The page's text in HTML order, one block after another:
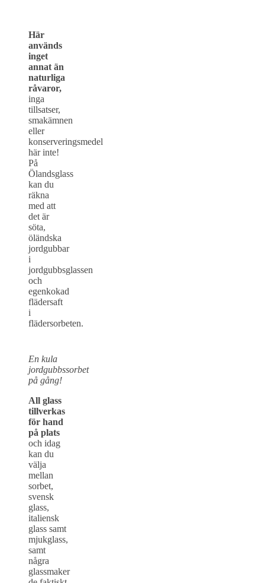
Här
används
inget
annat än
naturliga
råvaror,
inga
tillsatser,
smakämnen
eller
konserveringsmedel
här inte!
På
Ölandsglass
kan du
räkna
med att
det är
söta,
öländska
jordgubbar
i
jordgubbsglassen
och
egenkokad
flädersaft
i
flädersorbeten.
En kula
jordgubbssorbet
på gång!
All glass
tillverkas
för hand
på plats
och idag
kan du
välja
mellan
sorbet,
svensk
glass,
italiensk
glass samt
mjukglass,
samt
några
glassmaker